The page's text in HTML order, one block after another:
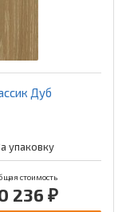
Дуб
упаковку
стоимость
236 ₽